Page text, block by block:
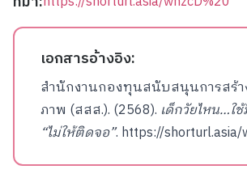
เอกสารอ้างอิง:
สำนักงานกองทุนสนับสนุนการสร้า
ภาพ (สสส.). (2568). เด็กวัยไหน…ใ
“ไม่ให้ติดจอ”. https://shorturl.asia/